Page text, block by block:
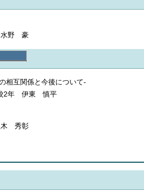
水野 豪
相互関係と今後について-
校2年 伊東 慎平
木 秀彰